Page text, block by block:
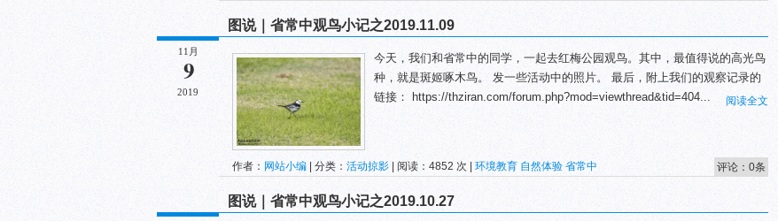
11月
9
2019
图说｜省常中观鸟小记之2019.11.09
今天，我们和省常中的同学，一起去红梅公园观鸟。其中，最值得说的高光鸟
种，就是斑姬啄木鸟。 发一些活动中的照片。 最后，附上我们的观察记录的
链接： https://thziran.com/forum.php?mod=viewthread&tid=404...
阅读全文
作者： 网站小编 | 分类： 活动掠影 | 阅读：4852 次 | 环境教育 自然体验 省常中 评论：0条
图说｜省常中观鸟小记之2019.10.27